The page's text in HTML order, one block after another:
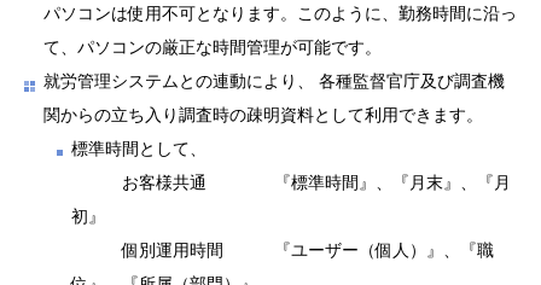
パソコンは使用不可となります。このように、勤務時間に沿っ
て、パソコンの厳正な時間管理が可能です。
就労管理システムとの連動により、 各種監督官庁及び調査機
関からの立ち入り調査時の疎明資料として利用できます。
標準時間として、
お客様共通 『標準時間』、『月末』、『月
初』
個別運用時間 『ユーザー（個人）』、『職